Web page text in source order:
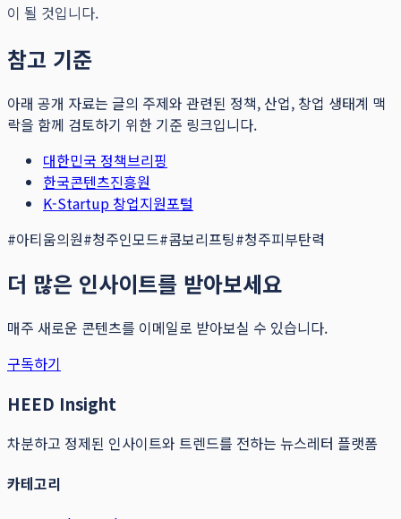
이 될 것입니다.
참고 기준
아래 공개 자료는 글의 주제와 관련된 정책, 산업, 창업 생태계 맥
락을 함께 검토하기 위한 기준 링크입니다.
대한민국 정책브리핑
한국콘텐츠진흥원
K-Startup 창업지원포털
#아티움의원#청주인모드#콤보리프팅#청주피부탄력
더 많은 인사이트를 받아보세요
매주 새로운 콘텐츠를 이메일로 받아보실 수 있습니다.
구독하기
HEED Insight
차분하고 정제된 인사이트와 트렌드를 전하는 뉴스레터 플랫폼
카테고리